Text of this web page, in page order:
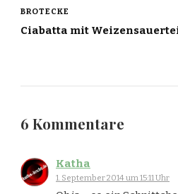
BROTECKE
Ciabatta mit
6 Kommentare
Katha
1. September 2014 um 15:11 Uhr